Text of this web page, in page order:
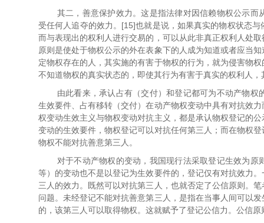
其二，善意保护效力。这是指法律对因信赖物权公示
受任何人追夺的效力。[15]也就是说，如果真实的物权状态
而与表现出的权利人进行交易的，可以从此非真正权利人处
原则是使处于物权公示的外在表象下的人成为知道或者应当
定物权存在的人，其实施的有害于物权的行为，就为侵害物
不知道物权的真实状态的，即使其行为有害于真实的权利人
由此看来，承认占有（交付）和登记都可为不动产物
生效要件、占有移转（交付）在动产物权变动中具有对抗效
权变动生效主义与物权变动对抗主义，都是承认物权登记的
变动的生效要件，物权登记可以对抗任何第三人；而在物权
物权不能对抗善意第三人。
对于不动产物权的变动，我国现行法采取登记生效为
等）的变动也不是以登记为生效要件的，登记仅有对抗效力
三人的效力。既然可以对抗第三人，也就否定了公信原则。
问题。未经登记不能对抗善意第三人，是指在当事人间可以
的，该第三人可以取得物权。这就赋予了登记公信力。公信